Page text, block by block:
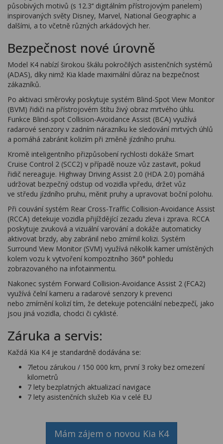
působivých motivů (s 12.3‘‘ digitálním přístrojovým panelem)
inspirovaných světy Disney, Marvel, National Geographic a
dalšími, a to včetně různých arkádových her.
Bezpečnost nové úrovně
Model K4 nabízí širokou škálu pokročilých asistenčních systémů
(ADAS), díky nimž Kia klade maximální důraz na bezpečnost
zákazníků.
Po aktivaci směrovky poskytuje systém Blind-Spot View Monitor
(BVM) řidiči na přístrojovém štítu živý obraz mrtvého úhlu.
Funkce Blind-spot Collision-Avoidance Assist (BCA) využívá
radarové senzory v zadním nárazníku ke sledování mrtvých úhlů
a pomáhá zabránit kolizím při změně jízdního pruhu.
Kromě inteligentního přizpůsobení rychlosti dokáže Smart
Cruise Control 2 (SCC2) v případě nouze vůz zastavit, pokud
řidič nereaguje. Highway Driving Assist 2.0 (HDA 2.0) pomáhá
udržovat bezpečný odstup od vozidla vpředu, držet vůz
ve středu jízdního pruhu, měnit pruhy a upravovat boční polohu.
Při couvání systém Rear Cross-Traffic Collision-Avoidance Assist
(RCCA) detekuje vozidla přijíždějící zezadu zleva i zprava. RCCA
poskytuje zvuková a vizuální varování a dokáže automaticky
aktivovat brzdy, aby zabránil nebo zmírnil kolizi. Systém
Surround View Monitor (SVM) využívá několik kamer umístěných
kolem vozu k vytvoření kompozitního 360° pohledu
zobrazovaného na infotainmentu.
Nakonec systém Forward Collision-Avoidance Assist 2 (FCA2)
využívá čelní kameru a radarové senzory k prevenci
nebo zmírnění kolizí tím, že detekuje potenciální nebezpečí, jako
jsou jiná vozidla, chodci či cyklisté.
Záruka a servis:
Každá Kia K4 je standardně dodávána se:
7letou zárukou / 150 000 km, první 3 roky bez omezení
kilometrů
7 lety bezplatných aktualizací navigace
7 lety asistenčních služeb Kia v celé EU
Mám zájem o novou Kia K4